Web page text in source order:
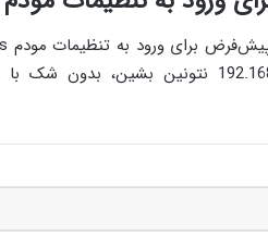
آدرس همیشگی 192.168.1.1 نتونین